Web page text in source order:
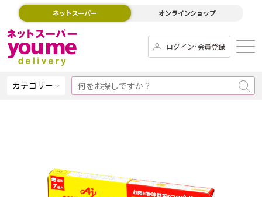
ネットスーパー オンラインショップ
ログイン･会員登録
カテゴリー